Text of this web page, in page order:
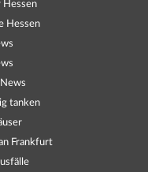
Hessen
Hessen
tanken
Frankfurt